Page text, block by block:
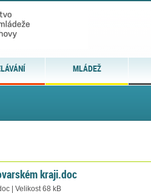
MLÁDEŽ
kraji.doc
| Velikost 68 kB